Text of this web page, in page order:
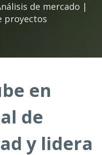
de mercado |
proyectos
en
de
y lidera